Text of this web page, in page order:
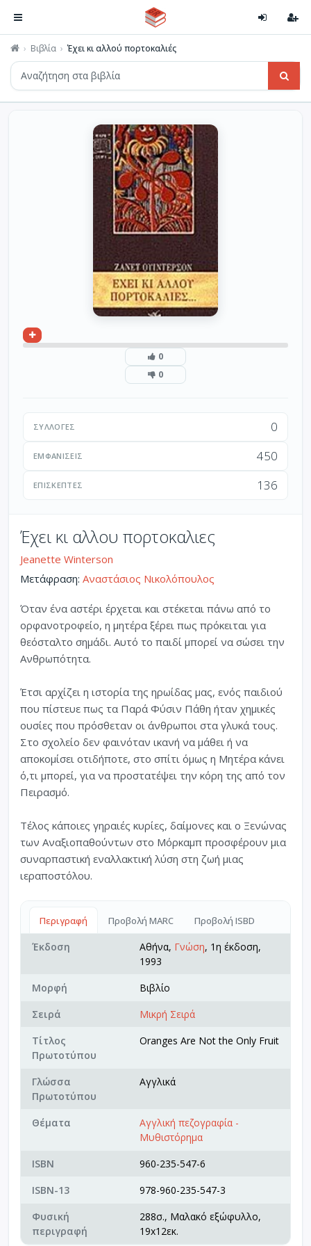
Βιβλία Έχει κι αλλού πορτοκαλιές
0
0
ΣΥΛΛΟΓΈΣ 0
ΕΜΦΑΝΊΣΕΙΣ 450
ΕΠΙΣΚΈΠΤΕΣ 136
Έχει κι αλλου πορτοκαλιες
Jeanette Winterson
Μετάφραση: Αναστάσιος Νικολόπουλος
Όταν ένα αστέρι έρχεται και στέκεται πάνω από το
ορφανοτροφείο, η μητέρα ξέρει πως πρόκειται για
θεόσταλτο σημάδι. Αυτό το παιδί μπορεί να σώσει την
Ανθρωπότητα.
Έτσι αρχίζει η ιστορία της ηρωίδας μας, ενός παιδιού
που πίστευε πως τα Παρά Φύσιν Πάθη ήταν χημικές
ουσίες που πρόσθεταν οι άνθρωποι στα γλυκά τους.
Στο σχολείο δεν φαινόταν ικανή να μάθει ή να
αποκομίσει οτιδήποτε, στο σπίτι όμως η Μητέρα κάνει
ό,τι μπορεί, για να προστατέψει την κόρη της από τον
Πειρασμό.
Τέλος κάποιες γηραιές κυρίες, δαίμονες και ο Ξενώνας
των Αναξιοπαθούντων στο Μόρκαμπ προσφέρουν μια
συναρπαστική εναλλακτική λύση στη ζωή μιας
ιεραποστόλου.
Περιγραφή Προβολή MARC Προβολή ISBD
Έκδοση Αθήνα, Γνώση, 1η έκδοση,
1993
Μορφή
Βιβλίο
Σειρά
Μικρή Σειρά
Τίτλος
Πρωτοτύπου
Oranges Are Not the Only Fruit
Γλώσσα
Πρωτοτύπου
Αγγλικά
Θέματα
Αγγλική πεζογραφία -
Μυθιστόρημα
ISBN
960-235-547-6
ISBN-13
978-960-235-547-3
Φυσική
περιγραφή
288σ., Μαλακό εξώφυλλο,
19x12εκ.